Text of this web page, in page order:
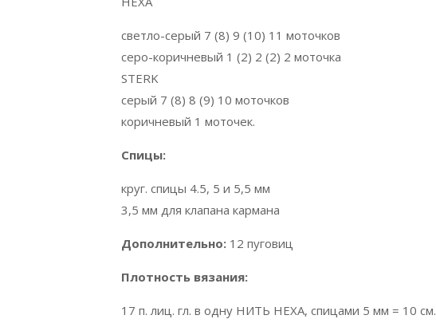
светло-серый 7 (8) 9 (10) 11 моточков
серо-коричневый 1 (2) 2 (2) 2 моточка
STERK
серый 7 (8) 8 (9) 10 моточков
коричневый 1 моточек.
Спицы:
круг. спицы 4.5, 5 и 5,5 мм
3,5 мм для клапана кармана
Дополнительно: 12 пуговиц
Плотность вязания:
17 п. лиц. гл. в одну НИТЬ НЕХА, спицами 5 мм = 10 см.